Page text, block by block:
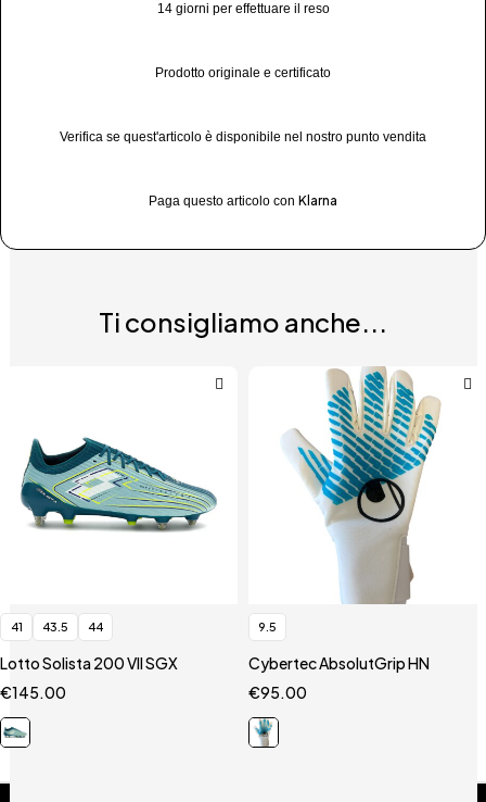
14 giorni per effettuare il reso
Prodotto originale e certificato
Verifica se quest'articolo è disponibile nel nostro punto vendita
Paga questo articolo con Klarna
Ti consigliamo anche...
41 43.5 44
Lotto Solista 200 VII SGX
€145.00
9.5
Cybertec AbsolutGrip HN
€95.00